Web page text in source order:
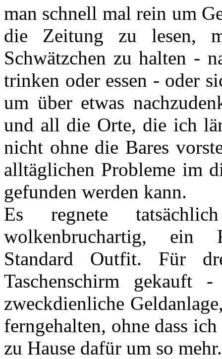
man schnell mal rein um
die Zeitung zu lesen,
Schwätzchen zu halten -
trinken oder essen - oder
um über etwas
und all die Orte, die ich
nicht ohne die Bares
alltäglichen Probleme im
gefunden werden kann.
Es regnete
wolkenbruchartig, ein
Standard Outfit. Für
Taschenschirm
zweckdienliche
ferngehalten, ohne dass
zu Hause dafür um so mehr.